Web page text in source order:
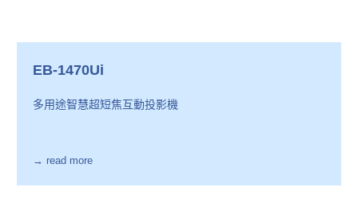
EB-1470Ui
多用途智慧超短焦互動投影機
→ read more